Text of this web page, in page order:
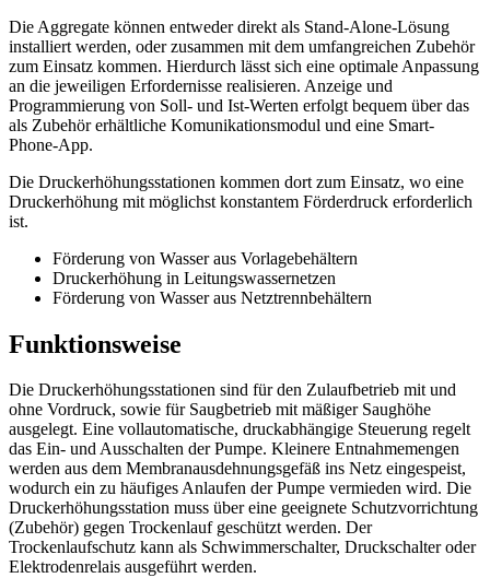
Die Aggregate können entweder direkt als Stand-Alone-Lösung
installiert werden, oder zusammen mit dem umfangreichen Zubehör
zum Einsatz kommen. Hierdurch lässt sich eine optimale Anpassung
an die jeweiligen Erfordernisse realisieren. Anzeige und
Programmierung von Soll- und Ist-Werten erfolgt bequem über das
als Zubehör erhältliche Komunikationsmodul und eine Smart-
Phone-App.
Die Druckerhöhungsstationen kommen dort zum Einsatz, wo eine
Druckerhöhung mit möglichst konstantem Förderdruck erforderlich
ist.
Förderung von Wasser aus Vorlagebehältern
Druckerhöhung in Leitungswassernetzen
Förderung von Wasser aus Netztrennbehältern
Funktionsweise
Die Druckerhöhungsstationen sind für den Zulaufbetrieb mit und
ohne Vordruck, sowie für Saugbetrieb mit mäßiger Saughöhe
ausgelegt. Eine vollautomatische, druckabhängige Steuerung regelt
das Ein- und Ausschalten der Pumpe. Kleinere Entnahmemengen
werden aus dem Membranausdehnungsgefäß ins Netz eingespeist,
wodurch ein zu häufiges Anlaufen der Pumpe vermieden wird. Die
Druckerhöhungsstation muss über eine geeignete Schutzvorrichtung
(Zubehör) gegen Trockenlauf geschützt werden. Der
Trockenlaufschutz kann als Schwimmerschalter, Druckschalter oder
Elektrodenrelais ausgeführt werden.